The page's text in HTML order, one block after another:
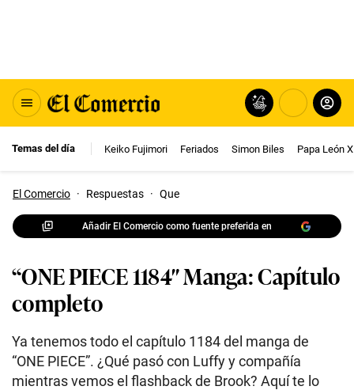
Temas del día Keiko Fujimori Feriados Simon Biles Papa León
El Comercio · Respuestas · Que
Añadir El Comercio como fuente preferida en
“ONE PIECE 1184″ Manga: Capítulo
completo
Ya tenemos todo el capítulo 1184 del manga de
“ONE PIECE”. ¿Qué pasó con Luffy y compañía
mientras vemos el flashback de Brook? Aquí te lo